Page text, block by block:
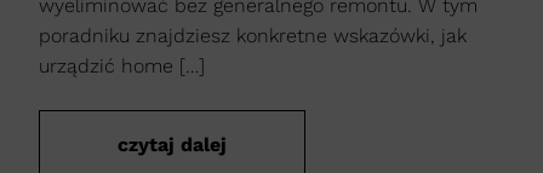
wyeliminować bez generalnego remontu. W tym
poradniku znajdziesz konkretne wskazówki, jak
urządzić home […]
czytaj dalej